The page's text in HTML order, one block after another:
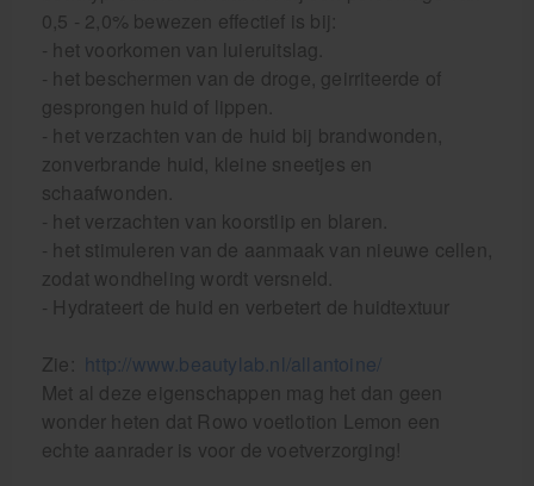
0,5 - 2,0% bewezen effectief is bij:
- het voorkomen van luieruitslag.
- het beschermen van de droge, geirriteerde of
gesprongen huid of lippen.
- het verzachten van de huid bij brandwonden,
zonverbrande huid, kleine sneetjes en
schaafwonden.
- het verzachten van koorstlip en blaren.
- het stimuleren van de aanmaak van nieuwe cellen,
zodat wondheling wordt versneld.
- Hydrateert de huid en verbetert de huidtextuur
Zie: http://www.beautylab.nl/allantoine/
Met al deze eigenschappen mag het dan geen
wonder heten dat Rowo voetlotion Lemon een
echte aanrader is voor de voetverzorging!